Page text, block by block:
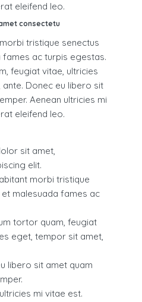
eleifend leo.
consectetu
tristique senectus
fames ac turpis egestas.
feugiat vitae, ultricies
Donec eu libero sit
Aenean ultricies mi
eleifend leo.
sit amet,
elit.
morbi tristique
malesuada fames ac
tortor quam, feugiat
eget, tempor sit amet,
libero sit amet quam
mi vitae est.